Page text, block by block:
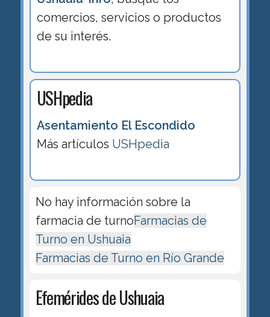
comercios, servicios o productos
de su interés.
USHpedia
Asentamiento El Escondido
Más artículos USHpedia
No hay información sobre la
farmacia de turnoFarmacias de
Turno en Ushuaia
Farmacias de Turno en Río Grande
Efemérides de Ushuaia